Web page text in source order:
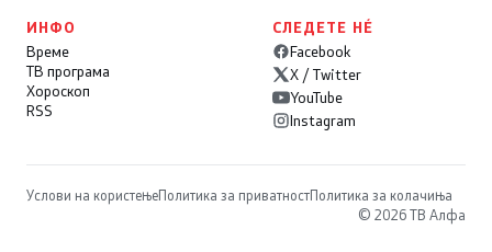
ИНФО
Време
ТВ програма
Хороскоп
RSS
СЛЕДЕТЕ НÉ
Facebook
X / Twitter
YouTube
Instagram
Услови на користењеПолитика за приватностПолитика за колачиња
© 2026 ТВ Алфа